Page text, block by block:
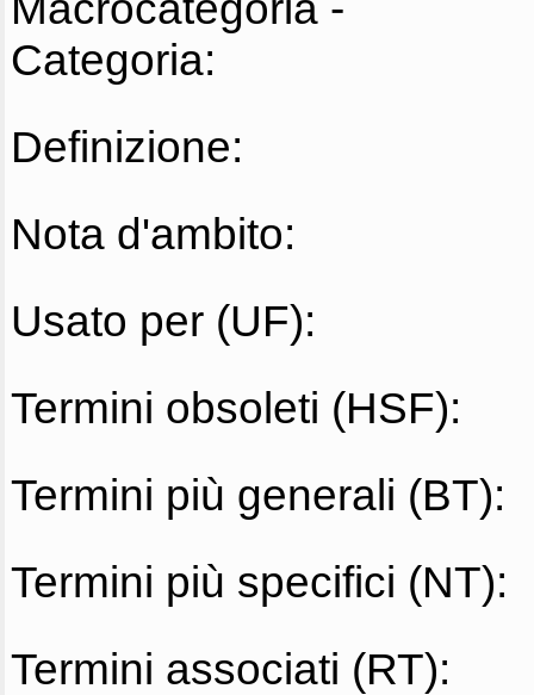
Categoria:
Definizione:
Nota d'ambito:
Usato per (UF):
Termini obsoleti (HSF):
Termini più generali (BT):
Termini più specifici (NT):
Termini associati (RT):